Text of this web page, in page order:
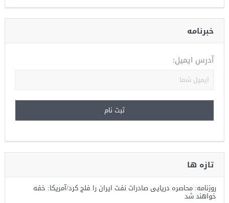
خبرنامه
آدرس ایمیل:
تازه ها
روزنامه: محاصره دریایی صادرات نفت ایران را فلج کرد/آمریکا: خفه
خواهند شد